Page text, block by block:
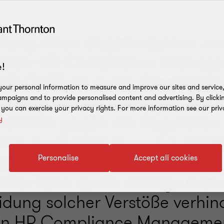
eines angemessenen und
HR Compliance
CMS) ist durch
massiv gestiegen. Bei
gegen die Regularien
Vorstände und
gemacht werden. Dieses
kann durch richtige
solcher Verstöße
personal information to measure and improve our sites and
and to provide personalised content and advertising. By
can exercise your privacy rights. For more information see our
Accept all cookies
Personalise